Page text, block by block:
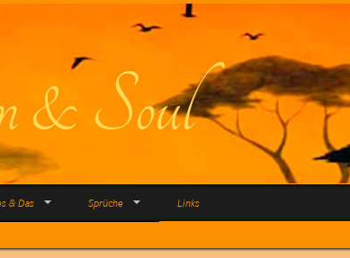
& Soul
& Das Sprüche Links